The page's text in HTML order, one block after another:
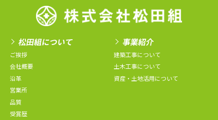
松田組について
ご挨拶
会社概要
沿革
営業所
品質
受賞歴
事業紹介
建築工事について
土木工事について
資産・土地活用について